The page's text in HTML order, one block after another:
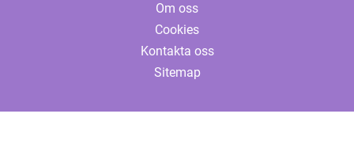
Om oss
Cookies
Kontakta oss
Sitemap